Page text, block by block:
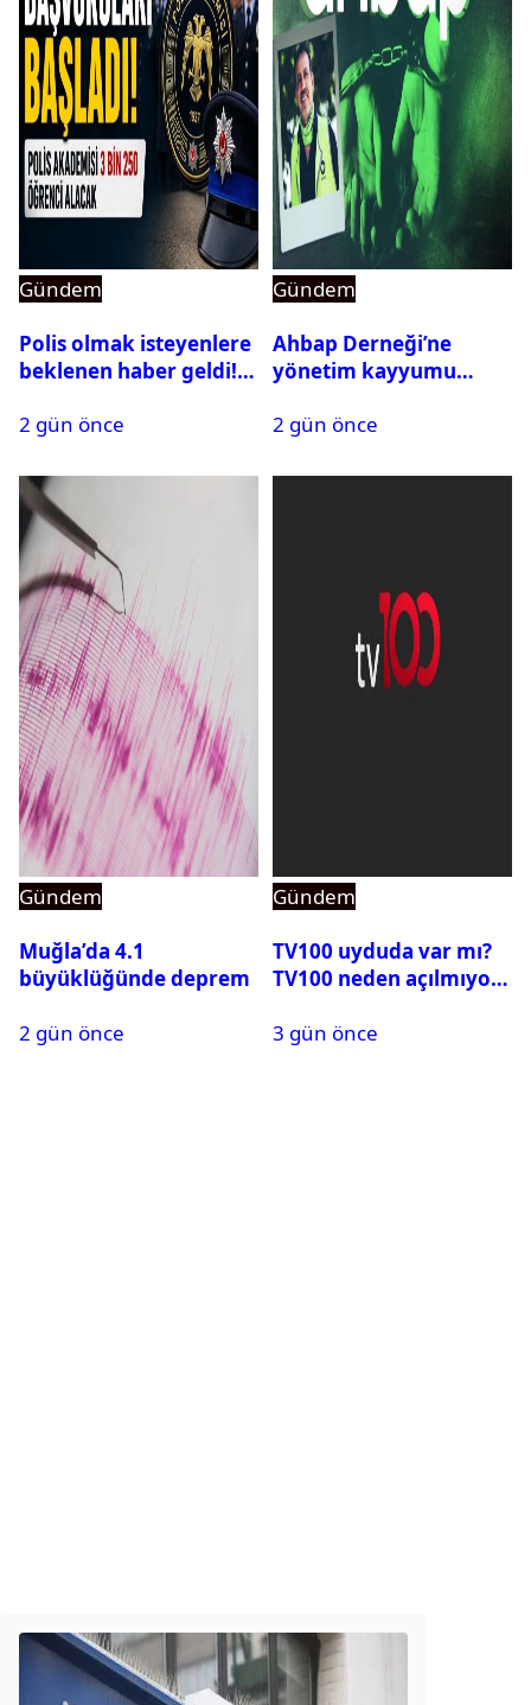
Gündem
Polis olmak isteyenlere
beklenen haber geldi!
2 gün önce
Gündem
Ahbap Derneği’ne
yönetim kayyumu
açıldı
2 gün önce
Gündem
Muğla’da 4.1
büyüklüğünde deprem
2 gün önce
Gündem
TV100 uyduda var mı?
TV100 neden açılmıyor?
3 gün önce